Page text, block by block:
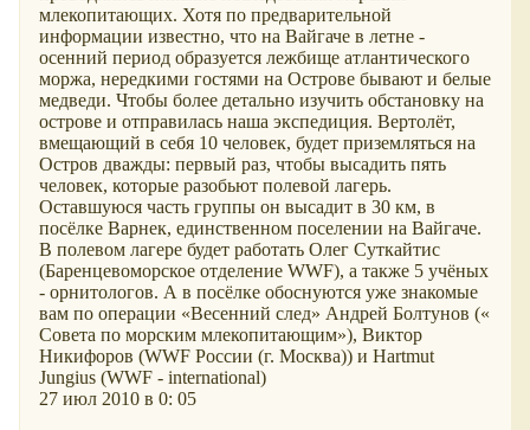
млекопитающих. Хотя по предварительной
информации известно, что на Вайгаче в летне -
осенний период образуется лежбище атлантического
моржа, нередкими гостями на Острове бывают и белые
медведи. Чтобы более детально изучить обстановку на
острове и отправилась наша экспедиция. Вертолёт,
вмещающий в себя 10 человек, будет приземляться на
Остров дважды: первый раз, чтобы высадить пять
человек, которые разобьют полевой лагерь.
Оставшуюся часть группы он высадит в 30 км, в
посёлке Варнек, единственном поселении на Вайгаче.
В полевом лагере будет работать Олег Суткайтис
(Баренцевоморское отделение WWF), а также 5 учёных
- орнитологов. А в посёлке обоснуются уже знакомые
вам по операции «Весенний след» Андрей Болтунов («
Совета по морским млекопитающим»), Виктор
Никифоров (WWF России (г. Москва)) и Hartmut
Jungius (WWF - international)
27 июл 2010 в 0: 05